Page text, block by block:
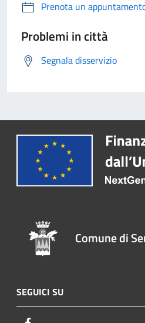
Prenota un
Problemi in città
Segnala disservizio
Comune di
SEGUICI SU